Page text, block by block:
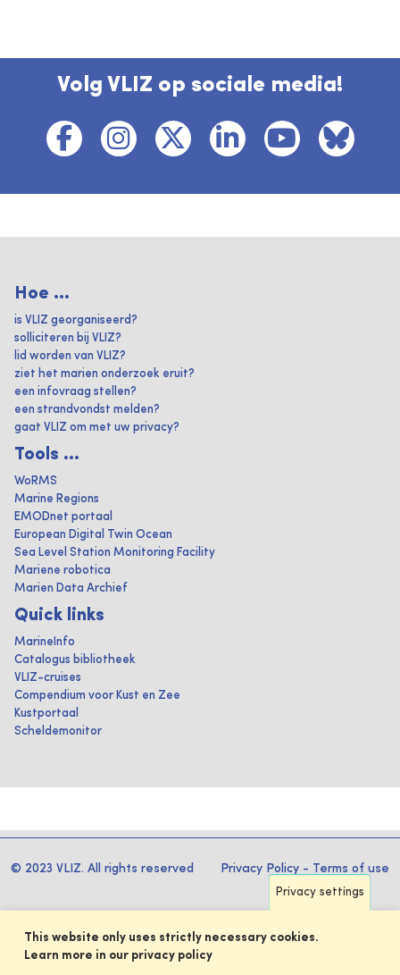
Volg VLIZ op sociale media!
Hoe ...
is VLIZ georganiseerd?
solliciteren bij VLIZ?
lid worden van VLIZ?
ziet het marien onderzoek eruit?
een infovraag stellen?
een strandvondst melden?
gaat VLIZ om met uw privacy?
Tools ...
WoRMS
Marine Regions
EMODnet portaal
European Digital Twin Ocean
Sea Level Station Monitoring Facility
Mariene robotica
Marien Data Archief
Quick links
MarineInfo
Catalogus bibliotheek
VLIZ-cruises
Compendium voor Kust en Zee
Kustportaal
Scheldemonitor
© 2023 VLIZ. All rights reserved Privacy Policy - Terms of use
Privacy settings
This website only uses strictly necessary cookies.
Learn more in our privacy policy